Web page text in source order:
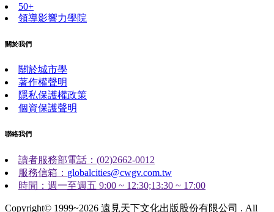
50+
領導影響力學院
關於我們
關於城市學
著作權聲明
隱私保護權政策
個資保護聲明
聯絡我們
讀者服務部電話：(02)2662-0012
服務信箱： globalcities@cwgv.com.tw
時間：週一至週五 9:00 ~ 12:30;13:30 ~ 17:00
Copyright© 1999~2026 遠見天下文化出版股份有限公司 . All